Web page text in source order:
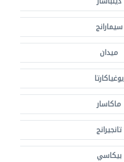
سيمارانج
ميدان
يوغياكارتا
ماكاسار
تانجيرانج
بيكاسي